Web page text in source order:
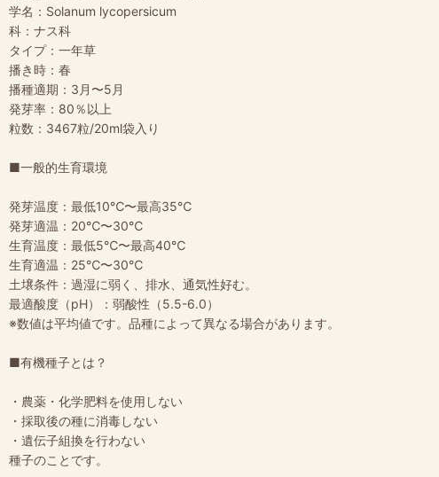
学名：Solanum lycopersicum
科：ナス科
タイプ：一年草
播き時：春
播種適期：3月〜5月
発芽率：80％以上
粒数：3467粒/20ml袋入り
■一般的生育環境
発芽温度：最低10℃〜最高35℃
発芽適温：20℃〜30℃
生育温度：最低5℃〜最高40℃
生育適温：25℃〜30℃
土壌条件：過湿に弱く、排水、通気性好む。
最適酸度（pH）：弱酸性（5.5-6.0）
※数値は平均値です。品種によって異なる場合があります。
■有機種子とは？
・農薬・化学肥料を使用しない
・採取後の種に消毒しない
・遺伝子組換を行わない
種子のことです。